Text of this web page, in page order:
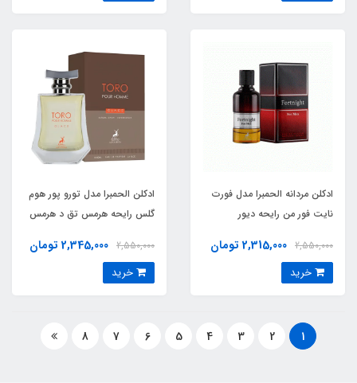
ادکلن مردانه الحمبرا مدل فورت
نایت فور من رایحه دیور
Fahrenheit
2,550,000 2,315,000 تومان
ادکلن الحمبرا مدل تورو پور هوم
گلس رایحه هرمس تق د هرمس
Glace) Hermes Terre
D’Hermes Eau Givree
2,550,000 2,345,000 تومان
1
2
3
4
5
6
7
8